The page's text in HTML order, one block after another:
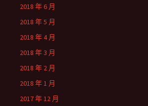
2018 年 6 月
2018 年 5 月
2018 年 4 月
2018 年 3 月
2018 年 2 月
2018 年 1 月
2017 年 12 月